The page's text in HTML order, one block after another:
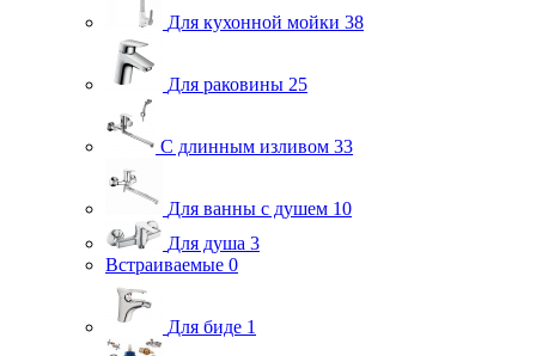
Для кухонной мойки 38
Для раковины 25
С длинным изливом 33
Для ванны с душем 10
Для душа 3
Встраиваемые 0
Для биде 1